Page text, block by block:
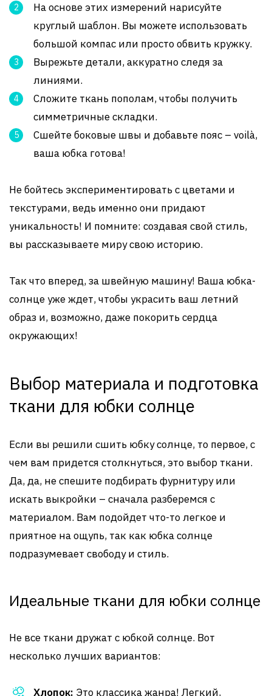
На основе этих измерений нарисуйте
круглый шаблон. Вы можете использовать
большой компас или просто обвить кружку.
Вырежьте детали, аккуратно следя за
линиями.
Сложите ткань пополам, чтобы получить
симметричные складки.
Сшейте боковые швы и добавьте пояс – voilà,
ваша юбка готова!
Не бойтесь экспериментировать с цветами и
текстурами, ведь именно они придают
уникальность! И помните: создавая свой стиль,
вы рассказываете миру свою историю.
Так что вперед, за швейную машину! Ваша юбка-
солнце уже ждет, чтобы украсить ваш летний
образ и, возможно, даже покорить сердца
окружающих!
Выбор материала и подготовка
ткани для юбки солнце
Если вы решили сшить юбку солнце, то первое, с
чем вам придется столкнуться, это выбор ткани.
Да, да, не спешите подбирать фурнитуру или
искать выкройки – сначала разберемся с
материалом. Вам подойдет что-то легкое и
приятное на ощупь, так как юбка солнце
подразумевает свободу и стиль.
Идеальные ткани для юбки солнце
Не все ткани дружат с юбкой солнце. Вот
несколько лучших вариантов:
Хлопок: Это классика жанра! Легкий,